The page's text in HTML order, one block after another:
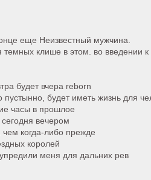
еще Неизвестный мужчина.
клише в этом. во введении к
будет вчера reborn
пустынно, будет иметь жизнь для
часы в прошлое
вечером
когда-либо прежде
королей
меня для дальних рев